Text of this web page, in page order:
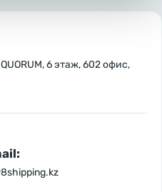
6 этаж, 602 офис,